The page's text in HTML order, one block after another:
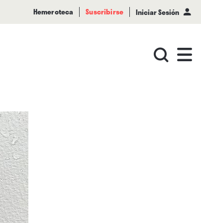
Hemeroteca Suscribirse Iniciar Sesión